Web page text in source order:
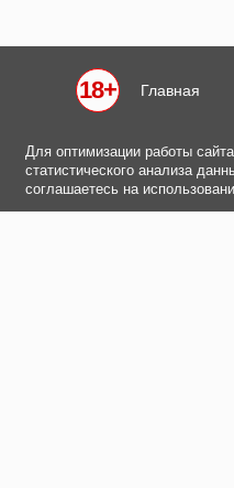
18+ Главная
Для оптимизации работы
статистического анализа
соглашаетесь на